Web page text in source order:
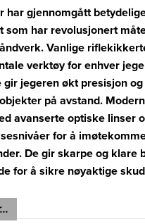
har gjennomgått
som har revolusjonert
Vanlige
verktøy for enhver
gir jegeren økt presisjon
på avstand.
avanserte optiske linser
for å
De gir skarpe og klare
for å sikre nøyaktige
med digital nattoptikk
jegere. Disse